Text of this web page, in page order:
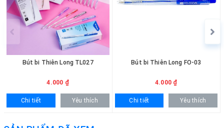
lượng lớn sẽ được báo giá ưu đãi và hỗ trợ giao hàng tận nơi.
Bút bi Thiên Long TL027
4.000 ₫
Chi tiết Yêu thích
Bút bi Thiên Long FO-03
4.000 ₫
Chi tiết Yêu thích